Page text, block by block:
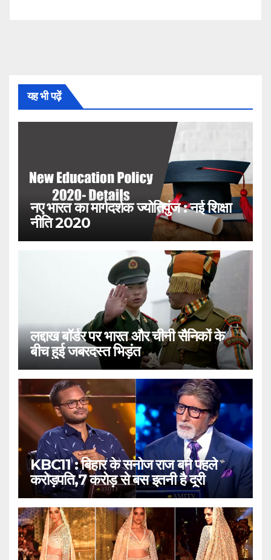
यह भी पढ़ें
नए भारत का मार्गदर्शक ज्योतिपुंज : नई शिक्षा
नीति 2020
लद्दाख बॉर्डर पर भारत और चीनी सैनिकों के
बीच हुई जबरदस्त भिड़ंत
KBC11 : बिहार के सनोज राज बने पहले
करोड़पति,7 करोड़ से बस इतनी है दूरी